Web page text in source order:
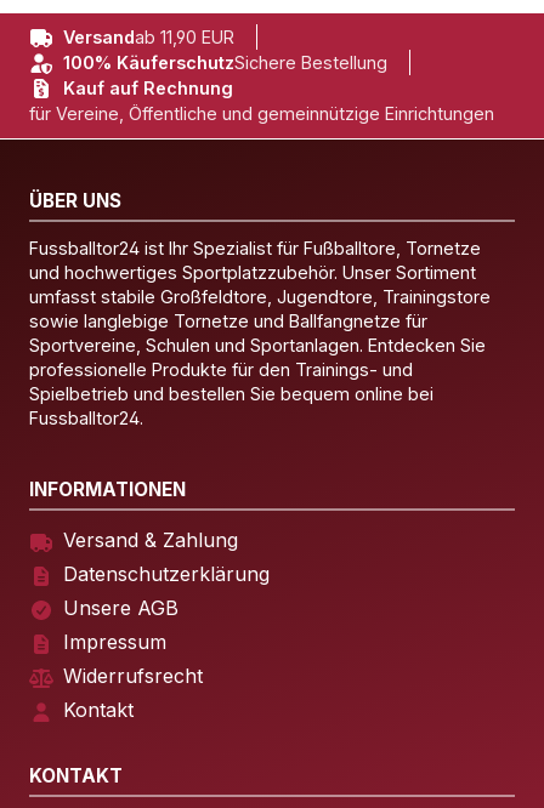
Versandab 11,90 EUR
100% KäuferschutzSichere Bestellung
Kauf auf Rechnung
für Vereine, Öffentliche und gemeinnützige Einrichtungen
ÜBER UNS
Fussballtor24 ist Ihr Spezialist für Fußballtore, Tornetze
und hochwertiges Sportplatzzubehör. Unser Sortiment
umfasst stabile Großfeldtore, Jugendtore, Trainingstore
sowie langlebige Tornetze und Ballfangnetze für
Sportvereine, Schulen und Sportanlagen. Entdecken Sie
professionelle Produkte für den Trainings- und
Spielbetrieb und bestellen Sie bequem online bei
Fussballtor24.
INFORMATIONEN
Versand & Zahlung
Datenschutzerklärung
Unsere AGB
Impressum
Widerrufsrecht
Kontakt
KONTAKT